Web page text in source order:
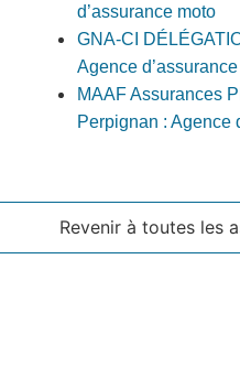
d’assurance moto
GNA-CI
Agence d’assurance
MAAF Assurances
Perpignan : Agence
Revenir à toutes les